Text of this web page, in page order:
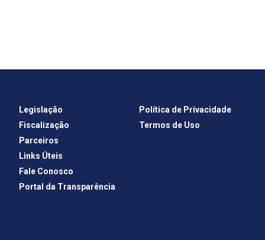
Legislação
Fiscalização
Parceiros
Links Úteis
Fale Conosco
Portal da Transparência
Política de Privacidade
Termos de Uso